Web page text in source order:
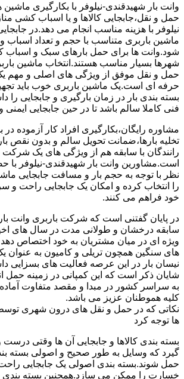
وانت بار شهیدقندی-نیلوفر با بکارگیری
حمل و نقل،جابجایی کالاها و یا اسباب کشی
نیلوفر با هزینه مناسب انجام می دهد.در
ماشین باربری متناسب با حجم و تعداد اسباب
شود.وانت ها برای حمل بارهای سبک و
شهرها بسیار مناسب هستند.انتخاب ماشین
حمل و نقل موفق از ویژگی های اصلی و مهم
حرفه ای است.یک ماشین باربری خوب باید
بسته بندی بار در زمان بارگیری و جابجایی را
فنی کاملا سالم باشد تا در حین جابجایی ایمنی
مشاوره رایگان،بکارگیری افراد کار آزموده
تخلیه بارها،ضمانت تحویل سالم و بدون نقص
رانندگان با سابقه هم از ویژگی های یک
است.مشاورین وانت بار شهیدقندی-نیلوفر با
نظر با توجه به حجم بار و مسافت جابجایی
را انتخاب کرده و امکان یک جابجایی راحت و
خود فراهم می کنند.
در پایان گفتنی است که شرکت باربری وانت بار
سابقه درخشان و طولانی مدت در سال های
ویژه ای در میان مشتریان به خود اختصاص
های سنگین همچون تریلی و کامیون به عنوان
نیسان بار در این عرصه فعالیت های بسزایی
شایان ذکر است که این کمپانی در زمینه حمل
به سراسر کشور در مبدا و مقصد متفاوت آماده
کلیه هموطنان عزیز می باشد.
نکاتی که در حمل و نقل های درون شهری توسط
ها توجه کرد
بسته بندی کالاها و جابجایی آن ها وقتی
گیرد که وسایل به طور صحیح و اصولی بسته
حمل شوند.بسته بندی اصولی یک جابجایی
خسارت را ممکن می سازد.همچنین بسته